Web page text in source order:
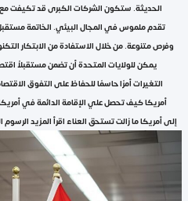
الحديثة. ستكون الشركات الكبرى قد تكيفت مع
وفرص متنوعة. من خلال الاستفادة من الابتكار
يمكن للولايات المتحدة أن تضمن مستقبلاً
التغيرات أمرًا حاسمًا للحفاظ على التفوق
أمريكا كيف تحصل علي الإقامة الدائمة في
إلى أمريكا ما زالت تستحق العناء اقرأ المزيد